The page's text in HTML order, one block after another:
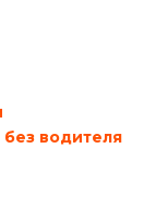
водителя